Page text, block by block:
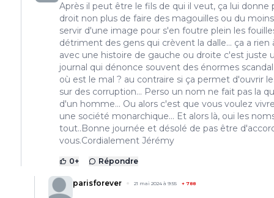
Après il peut être le fils de qui il veut, ça lui donne
droit non plus de faire des magouilles ou du
servir d'une image pour s'en foutre plein les
détriment des gens qui crèvent la dalle... ça a rien
avec une histoire de gauche ou droite c'est juste
journal qui dénonce souvent des énormes
où est le mal ? au contraire si ça permet d'ouvrir
sur des corruption... Perso un nom ne fait pas la
d'un homme... Ou alors c'est que vous voulez
une société monarchique... Et alors là, oui les
tout..Bonne journée et désolé de pas être
vous.Cordialement Jérémy
0+ Répondre
parisforever 21 mai 2024 à 9:55 + 788